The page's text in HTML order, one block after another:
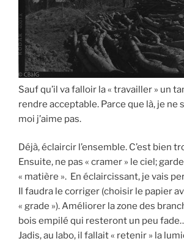
Sauf qu’il va falloir la « travailler » un
rendre acceptable. Parce que là, je ne
moi j’aime pas.
Déjà, éclaircir l’ensemble. C’est bien
Ensuite, ne pas « cramer » le ciel;
« matière ». En éclaircissant, je vais
Il faudra le corriger (choisir le papier
« grade »). Améliorer la zone des
bois empilé qui resteront un peu
Jadis, au labo, il fallait « retenir » la